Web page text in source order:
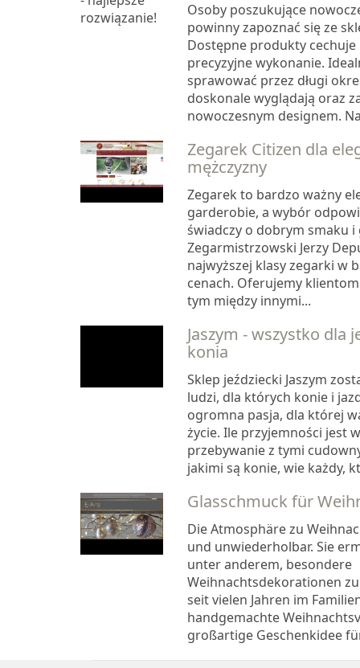
Osoby poszukujące
powinny zapoznać się ze
Dostępne produkty
precyzyjne wykonanie.
sprawować przez długi
doskonale wyglądają oraz
nowoczesnym designem.
Zegarek Citizen dla
mężczyzny
Zegarek to bardzo ważny
garderobie, a wybór
świadczy o dobrym smaku i
Zegarmistrzowski Jerzy
najwyższej klasy zegarki w
cenach. Oferujemy
tym między innymi...
Jaszym - wszystko dla
konia
Sklep jeździecki Jaszym
ludzi, dla których konie i
ogromna pasja, dla której
życie. Ile przyjemności jest
przebywanie z tymi
jakimi są konie, wie każdy,
Glasschmuck für
Die Atmosphäre zu
und unwiederholbar. Sie
unter anderem, besondere
Weihnachtsdekorationen
seit vielen Jahren im
handgemachte
großartige Geschenkidee